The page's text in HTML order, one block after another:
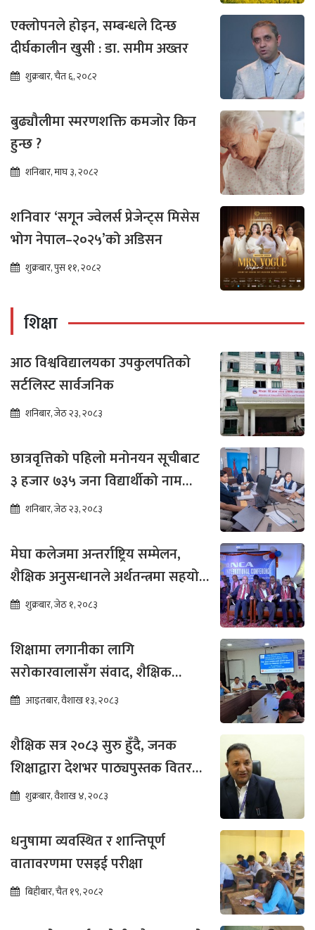
एक्लोपनले होइन, सम्बन्धले दिन्छ
दीर्घकालीन खुसी : डा. समीम अख्तर
शुक्रबार, चैत ६, २०८२
बुढ्यौलीमा स्मरणशक्ति कमजोर किन
हुन्छ ?
शनिबार, माघ ३, २०८२
शनिवार ‘सगून ज्वेलर्स प्रेजेन्ट्स मिसेस
भोग नेपाल–२०२५’को अडिसन
शुक्रबार, पुस ११, २०८२
शिक्षा
आठ विश्वविद्यालयका उपकुलपतिको
सर्टलिस्ट सार्वजनिक
शनिबार, जेठ २३, २०८३
छात्रवृत्तिको पहिलो मनोनयन सूचीबाट
३ हजार ७३५ जना विद्यार्थीको नाम
भर्नाका लागि सिफारिस
शनिबार, जेठ २३, २०८३
मेघा कलेजमा अन्तर्राष्ट्रिय सम्मेलन,
शैक्षिक अनुसन्धानले अर्थतन्त्रमा सहयोग
पुग्ने विश्वास
शुक्रबार, जेठ १, २०८३
शिक्षामा लगानीका लागि
सरोकारवालासँग संवाद, शैक्षिक
सुधारमा जोड
आइतबार, वैशाख १३, २०८३
शैक्षिक सत्र २०८३ सुरु हुँदै, जनक
शिक्षाद्वारा देशभर पाठ्यपुस्तक वितरण
तीव्रशुक्रबार, वैशाख ४, २०८३
धनुषामा व्यवस्थित र शान्तिपूर्ण
वातावरणमा एसइई परीक्षा
बिहीबार, चैत १९, २०८२